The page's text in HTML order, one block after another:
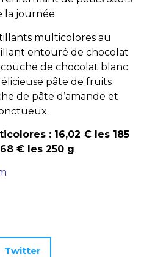
la journée.
multicolores au
entouré de chocolat
de chocolat blanc
pâte de fruits
de pâte d’amande et
: 16,02 € les 185
€ les 250 g
Twitter